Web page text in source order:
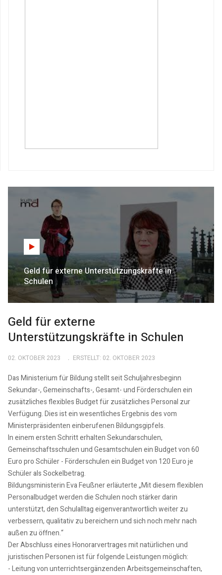
Geld für externe Unterstützungskräfte in
Schulen
Geld für externe
Unterstützungskräfte in Schulen
02. OKTOBER 2023 ERSTELLT: 02. OKTOBER 2023
Das Ministerium für Bildung stellt seit Schuljahresbeginn
Sekundar-, Gemeinschafts-, Gesamt- und Förderschulen ein
zusätzliches flexibles Budget für zusätzliches Personal zur
Verfügung. Dies ist ein wesentliches Ergebnis des vom
Ministerpräsidenten einberufenen Bildungsgipfels.
In einem ersten Schritt erhalten Sekundarschulen,
Gemeinschaftsschulen und Gesamtschulen ein Budget von 60
Euro pro Schüler - Förderschulen ein Budget von 120 Euro je
Schüler als Sockelbetrag.
Bildungsministerin Eva Feußner erläuterte „Mit diesem flexiblen
Personalbudget werden die Schulen noch stärker darin
unterstützt, den Schulalltag eigenverantwortlich weiter zu
verbessern, qualitativ zu bereichern und sich noch mehr nach
außen zu öffnen.“
Der Abschluss eines Honorarvertrages mit natürlichen und
juristischen Personen ist für folgende Leistungen möglich:
- Leitung von unterrichtsergänzenden Arbeitsgemeinschaften,